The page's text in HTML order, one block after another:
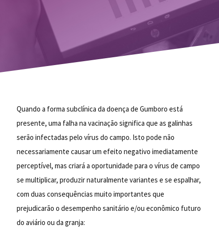
Quando a forma subclínica da doença de Gumboro está
presente, uma falha na vacinação significa que as galinhas
serão infectadas pelo vírus do campo. Isto pode não
necessariamente causar um efeito negativo imediatamente
perceptível, mas criará a oportunidade para o vírus de campo
se multiplicar, produzir naturalmente variantes e se espalhar,
com duas consequências muito importantes que
prejudicarão o desempenho sanitário e/ou econômico futuro
do aviário ou da granja: